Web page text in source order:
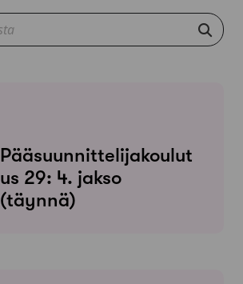
Pääsuunnittelijakoulut
us 29: 4. jakso
(täynnä)